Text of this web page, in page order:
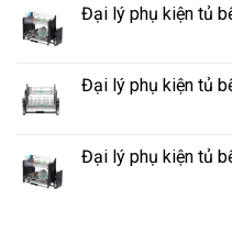
Đại lý phụ kiện tủ
Đại lý phụ kiện tủ
Đại lý phụ kiện tủ